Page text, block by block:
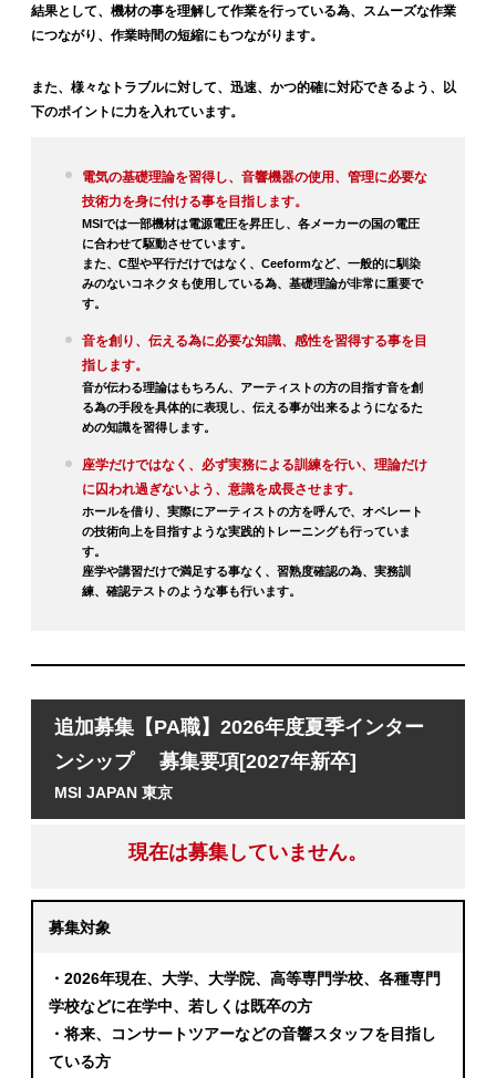
結果として、機材の事を理解して作業を行っている為、スムーズな作業
につながり、作業時間の短縮にもつながります。
また、様々なトラブルに対して、迅速、かつ的確に対応できるよう、以
下のポイントに力を入れています。
電気の基礎理論を習得し、音響機器の使用、管理に必要な
技術力を身に付ける事を目指します。
MSIでは一部機材は電源電圧を昇圧し、各メーカーの国の電圧
に合わせて駆動させています。
また、C型や平行だけではなく、Ceeformなど、一般的に馴染
みのないコネクタも使用している為、基礎理論が非常に重要で
す。
音を創り、伝える為に必要な知識、感性を習得する事を目
指します。
音が伝わる理論はもちろん、アーティストの方の目指す音を創
る為の手段を具体的に表現し、伝える事が出来るようになるた
めの知識を習得します。
座学だけではなく、必ず実務による訓練を行い、理論だけ
に囚われ過ぎないよう、意識を成長させます。
ホールを借り、実際にアーティストの方を呼んで、オペレート
の技術向上を目指すような実践的トレーニングも行っていま
す。
座学や講習だけで満足する事なく、習熟度確認の為、実務訓
練、確認テストのような事も行います。
追加募集【PA職】2026年度夏季インター
ンシップ 募集要項[2027年新卒]
MSI JAPAN 東京
現在は募集していません。
募集対象
・2026年現在、大学、大学院、高等専門学校、各種専門
学校などに在学中、若しくは既卒の方
・将来、コンサートツアーなどの音響スタッフを目指し
ている方